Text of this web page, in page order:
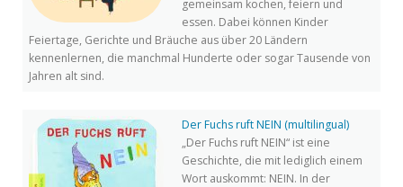
gemeinsam kochen, feiern und
essen. Dabei können Kinder
Feiertage, Gerichte und Bräuche aus über 20 Ländern
kennenlernen, die manchmal Hunderte oder sogar Tausende von
Jahren alt sind.
Der Fuchs ruft NEIN (multilingual)
„Der Fuchs ruft NEIN“ ist eine
Geschichte, die mit lediglich einem
Wort auskommt: NEIN. In der